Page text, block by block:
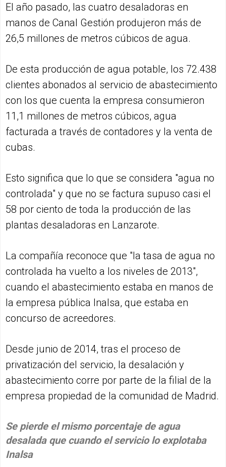
El año pasado, las cuatro desaladoras en
manos de Canal Gestión produjeron más de
26,5 millones de metros cúbicos de agua.
De esta producción de agua potable, los 72.438
clientes abonados al servicio de abastecimiento
con los que cuenta la empresa consumieron
11,1 millones de metros cúbicos, agua
facturada a través de contadores y la venta de
cubas.
Esto significa que lo que se considera "agua no
controlada" y que no se factura supuso casi el
58 por ciento de toda la producción de las
plantas desaladoras en Lanzarote.
La compañía reconoce que "la tasa de agua no
controlada ha vuelto a los niveles de 2013",
cuando el abastecimiento estaba en manos de
la empresa pública Inalsa, que estaba en
concurso de acreedores.
Desde junio de 2014, tras el proceso de
privatización del servicio, la desalación y
abastecimiento corre por parte de la filial de la
empresa propiedad de la comunidad de Madrid.
Se pierde el mismo porcentaje de agua
desalada que cuando el servicio lo explotaba
Inalsa